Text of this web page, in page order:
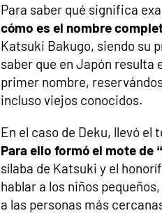
Para saber qué significa
cómo es el nombre
Katsuki Bakugo, siendo su
saber que en Japón resulta
primer nombre,
incluso viejos conocidos.
En el caso de Deku, llevó el
Para ello formó el mote de
sílaba de Katsuki y el
hablar a los niños
a las personas más